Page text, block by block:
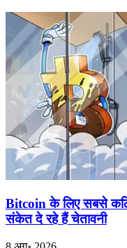
Bitcoin के लिए सबसे
संकेत दे रहे हैं चेतावनी